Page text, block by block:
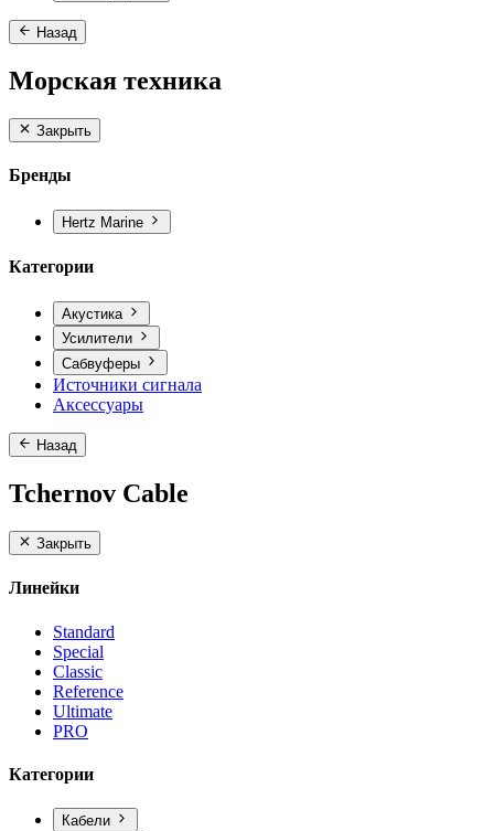
Назад
Морская техника
Закрыть
Бренды
Hertz Marine
Категории
Акустика
Усилители
Сабвуферы
Источники сигнала
Аксессуары
Назад
Tchernov Cable
Закрыть
Линейки
Standard
Special
Classic
Reference
Ultimate
PRO
Категории
Кабели